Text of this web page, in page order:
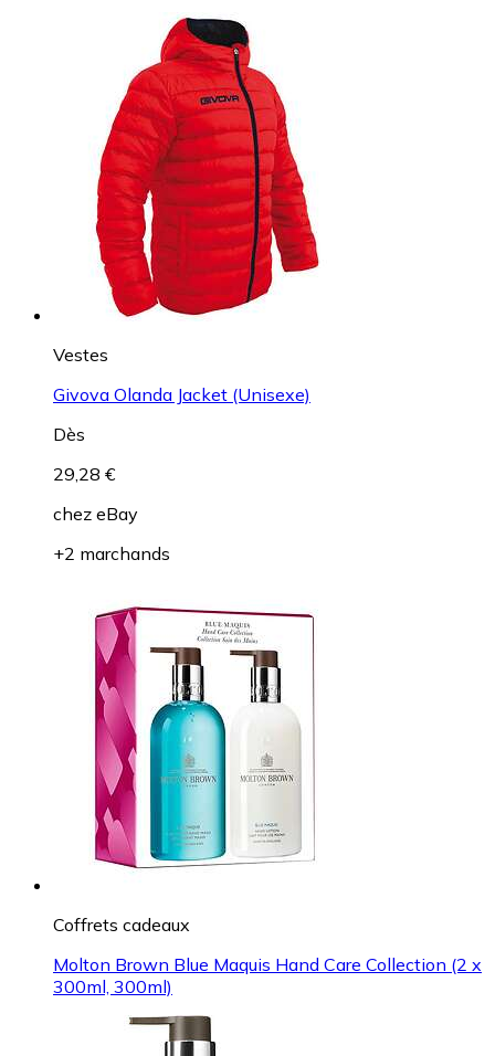
Vestes
Givova Olanda Jacket (Unisexe)
Dès
29,28 €
chez eBay
+2 marchands
Coffrets cadeaux
Molton Brown Blue Maquis Hand Care Collection (2 x
300ml, 300ml)